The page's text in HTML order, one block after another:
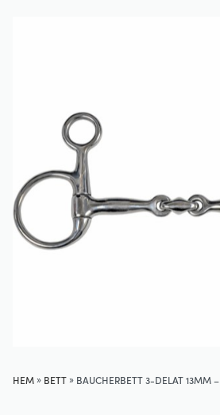
HEM» BETT» BAUCHERBETT 3-DELAT 13MM